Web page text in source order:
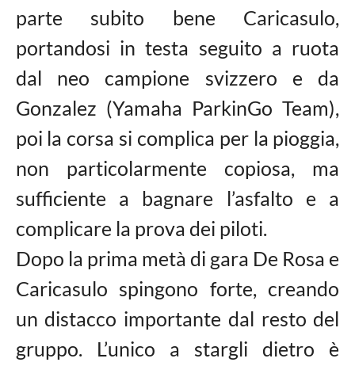
parte subito bene Caricasulo,
portandosi in testa seguito a ruota
dal neo campione svizzero e da
Gonzalez (Yamaha ParkinGo Team),
poi la corsa si complica per la pioggia,
non particolarmente copiosa, ma
sufficiente a bagnare l’asfalto e a
complicare la prova dei piloti.
Dopo la prima metà di gara De Rosa e
Caricasulo spingono forte, creando
un distacco importante dal resto del
gruppo. L’unico a stargli dietro è